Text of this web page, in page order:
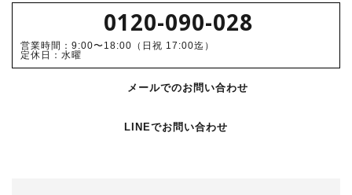
0120-090-028
営業時間：9:00〜18:00（日祝 17:00迄）
定休日：水曜
メールでのお問い合わせ
LINEでお問い合わせ